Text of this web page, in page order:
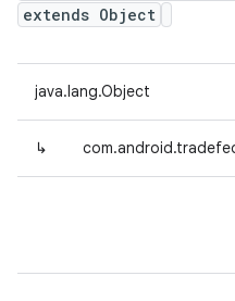
extends Object
java.lang.Object
↳